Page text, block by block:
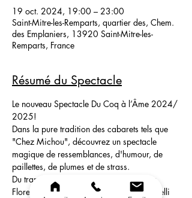
19 oct. 2024, 19:00 – 23:00
Saint-Mitre-les-Remparts, quartier des, Chem.
des Emplaniers, 13920 Saint-Mitre-les-
Remparts, France
Résumé du Spectacle
Le nouveau Spectacle Du Coq à l’Âme 2024/
2025!
Dans la pure tradition des cabarets tels que
"Chez Michou", découvrez un spectacle
magique de ressemblances, d'humour, de
paillettes, de plumes et de strass.
Du transformisme de haut vol: Madonna,
Florent Pagny, Ariana Grande, liza Minnelli